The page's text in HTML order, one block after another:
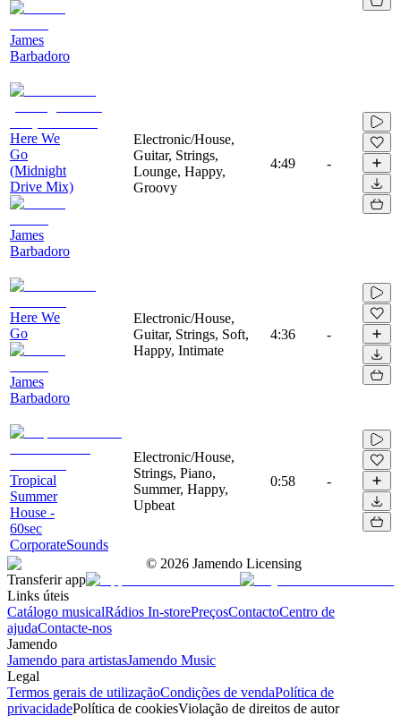
James
Barbadoro
Here We
Go
(Midnight
Drive Mix)
James
Barbadoro
Electronic/House,
Guitar, Strings,
Lounge, Happy,
Groovy
4:49 -
Here We
Go
James
Barbadoro
Electronic/House,
Guitar, Strings, Soft,
Happy, Intimate
4:36 -
Tropical
Summer
House -
60sec
CorporateSounds
Electronic/House,
Strings, Piano,
Summer, Happy,
Upbeat
0:58 -
© 2026 Jamendo Licensing
Transferir app
Links úteis
Catálogo musicalRádios In-storePreçosContactoCentro de
ajudaContacte-nos
Jamendo
Jamendo para artistasJamendo Music
Legal
Termos gerais de utilizaçãoCondições de vendaPolítica de
privacidadePolítica de cookiesViolação de direitos de autor